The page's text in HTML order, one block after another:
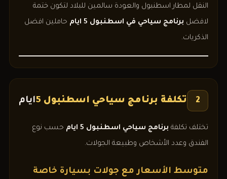
النقل لمطار اسطنبول والعودة سالمين للبلاد لتكون ختمة
لافضل برنامج سياحي في اسطنبول 5 ايام
حاملين افضل
الذكريات.
2 تكلفة برنامج سياحي اسطنبول 5 ايام
تختلف تكلفة برنامج سياحي اسطنبول 5 ايام
حسب نوع
الفندق وعدد الأشخاص وطبيعة الجولات.
متوسط الأسعار مع جولات بسيارة خاصة